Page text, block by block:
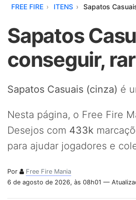
FREE FIRE ITENS Sapatos
Sapatos
conseguir,
Sapatos Casuais (cinza) é
Nesta página, o Free Fire
Desejos com 433k
para ajudar jogadores e
Por
Free Fire Mania
6 de agosto de 2026, às 08h01 —